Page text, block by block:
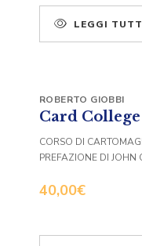
LEGGI
Card
40,00€
ROBERTO GIOBBI
CORSO DI
PREFAZIONE DI JOHN